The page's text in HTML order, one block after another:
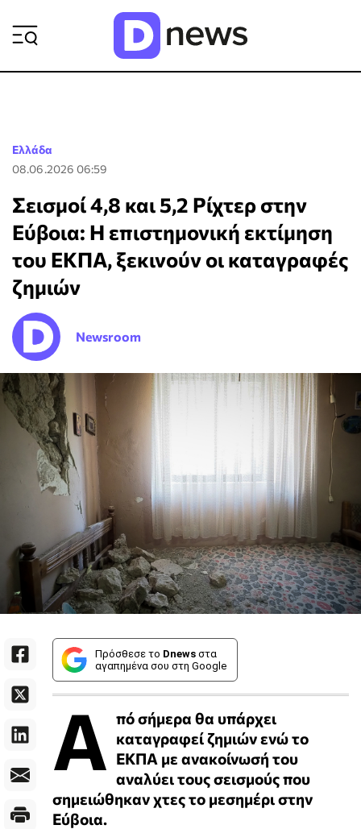
Ελλάδα
08.06.2026 06:59
Σεισμοί 4,8 και 5,2 Ρίχτερ στην
Εύβοια: Η επιστημονική εκτίμηση
του ΕΚΠΑ, ξεκινούν οι καταγραφές
ζημιών
Newsroom
Πρόσθεσε το Dnews στα
αγαπημένα σου στη Google
Α πό σήμερα θα υπάρχει
καταγραφεί ζημιών ενώ το
ΕΚΠΑ με ανακοίνωσή του
αναλύει τους σεισμούς που
σημειώθηκαν χτες το μεσημέρι στην
Εύβοια.